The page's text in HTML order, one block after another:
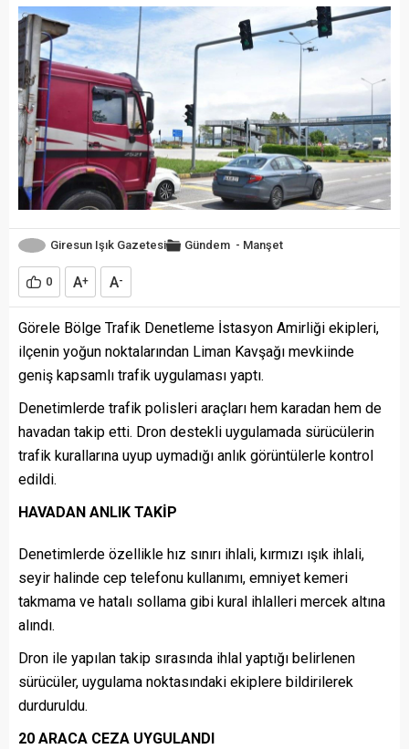
Giresun Işık Gazetesi Gündem - Manşet
0 A+ A-
Görele Bölge Trafik Denetleme İstasyon Amirliği ekipleri,
ilçenin yoğun noktalarından Liman Kavşağı mevkiinde
geniş kapsamlı trafik uygulaması yaptı.
Denetimlerde trafik polisleri araçları hem karadan hem de
havadan takip etti. Dron destekli uygulamada sürücülerin
trafik kurallarına uyup uymadığı anlık görüntülerle kontrol
edildi.
HAVADAN ANLIK TAKİP
Denetimlerde özellikle hız sınırı ihlali, kırmızı ışık ihlali,
seyir halinde cep telefonu kullanımı, emniyet kemeri
takmama ve hatalı sollama gibi kural ihlalleri mercek altına
alındı.
Dron ile yapılan takip sırasında ihlal yaptığı belirlenen
sürücüler, uygulama noktasındaki ekiplere bildirilerek
durduruldu.
20 ARACA CEZA UYGULANDI